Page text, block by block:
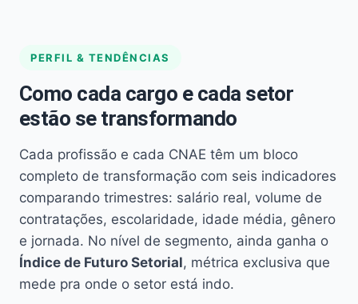
PERFIL & TENDÊNCIAS
Como cada cargo e cada setor
estão se transformando
Cada profissão e cada CNAE têm um bloco
completo de transformação com seis indicadores
comparando trimestres: salário real, volume de
contratações, escolaridade, idade média, gênero
e jornada. No nível de segmento, ainda ganha o
Índice de Futuro Setorial, métrica exclusiva que
mede pra onde o setor está indo.